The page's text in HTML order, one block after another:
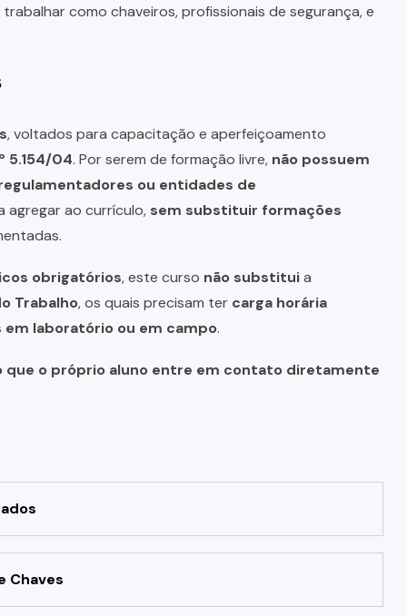
como chaveiros, profissionais de segurança, e
, voltados para capacitação e aperfeiçoamento
5.154/04. Por serem de formação livre, não possuem
ou entidades de
agregar ao currículo, sem substituir formações
obrigatórios, este curso não substituia
Trabalho, os quais precisam ter carga horária
laboratório ou em campo.
que o próprio aluno entre em contato diretamente
Chaves